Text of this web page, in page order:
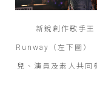
新銳創作歌手
Runway（左下圖）
兒、演員及素人共同